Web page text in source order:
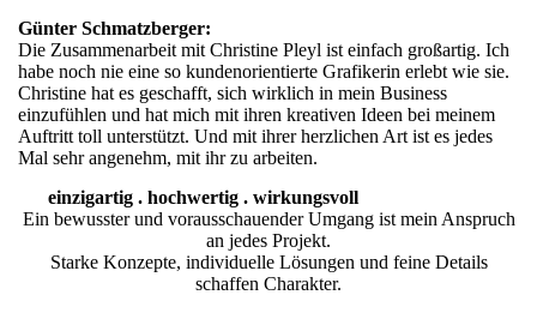
Günter Schmatzberger:
Die Zusammenarbeit mit Christine Pleyl ist einfach großartig. Ich
habe noch nie eine so kundenorientierte Grafikerin erlebt wie sie.
Christine hat es geschafft, sich wirklich in mein Business
einzufühlen und hat mich mit ihren kreativen Ideen bei meinem
Auftritt toll unterstützt. Und mit ihrer herzlichen Art ist es jedes
Mal sehr angenehm, mit ihr zu arbeiten.
einzigartig . hochwertig . wirkungsvoll
Ein bewusster und vorausschauender Umgang ist mein Anspruch
an jedes Projekt.
Starke Konzepte, individuelle Lösungen und feine Details
schaffen Charakter.